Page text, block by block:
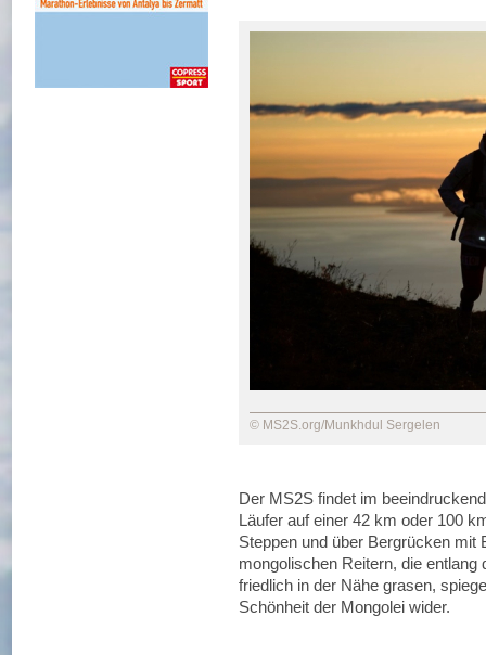
© MS2S.org/Munkhdul Sergelen
Der MS2S findet im
Läufer auf einer 42 km oder 100
Steppen und über Bergrücken mit
mongolischen Reitern, die
friedlich in der Nähe grasen,
Schönheit der Mongolei wider.